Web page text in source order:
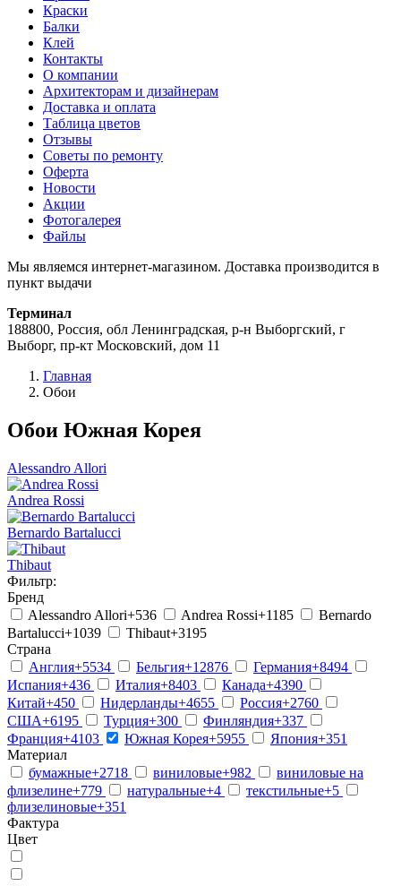
Краски
Балки
Клей
Контакты
О компании
Архитекторам и дизайнерам
Доставка и оплата
Таблица цветов
Отзывы
Советы по ремонту
Оферта
Новости
Акции
Фотогалерея
Файлы
Мы являемся интернет-магазином. Доставка производится в
пункт выдачи
Терминал
188800, Россия, обл Ленинградская, р-н Выборгский, г
Выборг, пр-кт Московский, дом 11
Главная
Обои
Обои Южная Корея
Alessandro Allori
Andrea Rossi
Bernardo Bartalucci
Thibaut
Фильтр:
Бренд
Alessandro Allori+536 Andrea Rossi+1185
Bernardo
Bartalucci+1039 Thibaut+3195
Страна
Англия+5534 Бельгия+12876 Германия+8494
Испания+436 Италия+8403 Канада+4390
Китай+450 Нидерланды+4655 Россия+2760
США+6195 Турция+300 Финляндия+337
Франция+4103 Южная Корея+5955 Япония+351
Материал
бумажные+2718 виниловые+982
виниловые на
флизелине+779 натуральные+4 текстильные+5
флизелиновые+351
Фактура
Цвет